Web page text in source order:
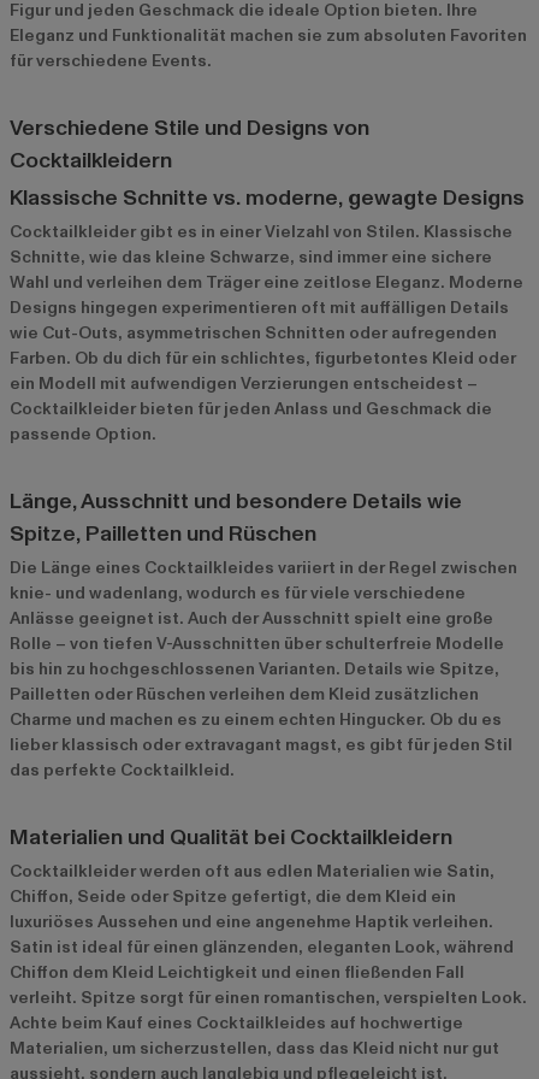
Figur und jeden Geschmack die ideale Option bieten. Ihre
Eleganz und Funktionalität machen sie zum absoluten Favoriten
für verschiedene Events.
Verschiedene Stile und Designs von
Cocktailkleidern
Klassische Schnitte vs. moderne, gewagte Designs
Cocktailkleider gibt es in einer Vielzahl von Stilen. Klassische
Schnitte, wie das kleine Schwarze, sind immer eine sichere
Wahl und verleihen dem Träger eine zeitlose Eleganz. Moderne
Designs hingegen experimentieren oft mit auffälligen Details
wie Cut-Outs, asymmetrischen Schnitten oder aufregenden
Farben. Ob du dich für ein schlichtes, figurbetontes Kleid oder
ein Modell mit aufwendigen Verzierungen entscheidest –
Cocktailkleider bieten für jeden Anlass und Geschmack die
passende Option.
Länge, Ausschnitt und besondere Details wie
Spitze, Pailletten und Rüschen
Die Länge eines Cocktailkleides variiert in der Regel zwischen
knie- und wadenlang, wodurch es für viele verschiedene
Anlässe geeignet ist. Auch der Ausschnitt spielt eine große
Rolle – von tiefen V-Ausschnitten über schulterfreie Modelle
bis hin zu hochgeschlossenen Varianten. Details wie Spitze,
Pailletten oder Rüschen verleihen dem Kleid zusätzlichen
Charme und machen es zu einem echten Hingucker. Ob du es
lieber klassisch oder extravagant magst, es gibt für jeden Stil
das perfekte Cocktailkleid.
Materialien und Qualität bei Cocktailkleidern
Cocktailkleider werden oft aus edlen Materialien wie Satin,
Chiffon, Seide oder Spitze gefertigt, die dem Kleid ein
luxuriöses Aussehen und eine angenehme Haptik verleihen.
Satin ist ideal für einen glänzenden, eleganten Look, während
Chiffon dem Kleid Leichtigkeit und einen fließenden Fall
verleiht. Spitze sorgt für einen romantischen, verspielten Look.
Achte beim Kauf eines Cocktailkleides auf hochwertige
Materialien, um sicherzustellen, dass das Kleid nicht nur gut
aussieht, sondern auch langlebig und pflegeleicht ist.